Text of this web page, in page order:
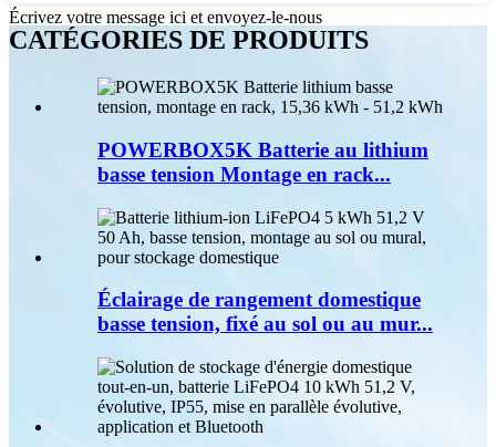
Écrivez votre message ici et envoyez-le-nous
CATÉGORIES DE PRODUITS
POWERBOX5K Batterie au lithium
basse tension Montage en rack...
Éclairage de rangement domestique
basse tension, fixé au sol ou au mur...